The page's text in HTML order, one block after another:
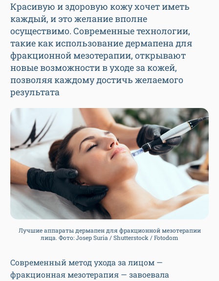
Красивую и здоровую кожу хочет иметь
каждый, и это желание вполне
осуществимо. Современные технологии,
такие как использование дермапена для
фракционной мезотерапии, открывают
новые возможности в уходе за кожей,
позволяя каждому достичь желаемого
результата
Лучшие аппараты дермапен для фракционной мезотерапии
лица. Фото: Josep Suria / Shutterstock / Fotodom
Современный метод ухода за лицом —
фракционная мезотерапия — завоевала